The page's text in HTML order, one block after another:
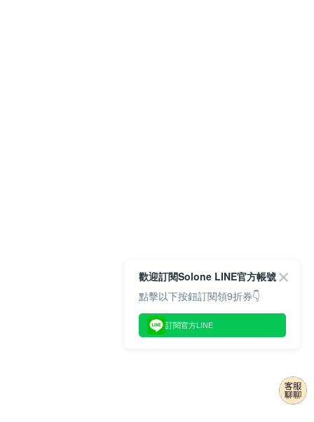
歡迎訂閱Solone LINE官方帳號
點擊以下按鈕訂閱領9折券👇
訂閱官方LINE